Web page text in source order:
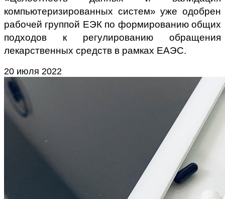
компьютеризированных систем» уже одобрен
рабочей группой ЕЭК по формированию общих
подходов к регулированию обращения
лекарственных средств в рамках ЕАЭС.
20 июля 2022